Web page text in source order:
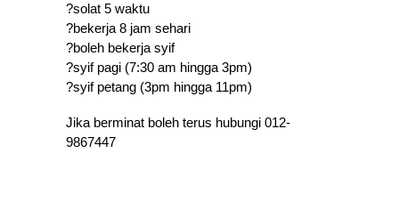
?solat 5 waktu
?bekerja 8 jam sehari
?boleh bekerja syif
?syif pagi (7:30 am hingga 3pm)
?syif petang (3pm hingga 11pm)
Jika berminat boleh terus hubungi 012-
9867447